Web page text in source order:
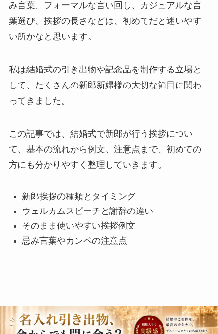
み言葉、フォーマルな言い回し、カジュアルな言
葉選び、挨拶の長さなどは、初めてだと迷いやす
い所かなと思います。
私は結婚式の引き出物や記念品を制作する立場と
して、たくさんの新郎新婦様の大切な節目に関わ
ってきました。
この記事では、結婚式で新郎が行う挨拶につい
て、基本の流れから例文、注意点まで、初めての
方にも分かりやすく整理していきます。
新郎挨拶の種類とタイミング
ウェルカムスピーチと謝辞の違い
そのまま使いやすい挨拶例文
忌み言葉やカンペの注意点